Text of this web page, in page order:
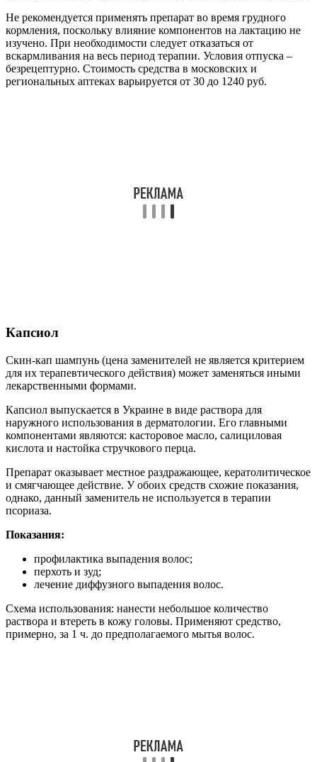
Не рекомендуется применять препарат во время грудного
кормления, поскольку влияние компонентов на лактацию не
изучено. При необходимости следует отказаться от
вскармливания на весь период терапии. Условия отпуска –
безрецептурно. Стоимость средства в московских и
региональных аптеках варьируется от 30 до 1240 руб.
Капсиол
Скин-кап шампунь (цена заменителей не является критерием
для их терапевтического действия) может заменяться иными
лекарственными формами.
Капсиол выпускается в Украине в виде раствора для
наружного использования в дерматологии. Его главными
компонентами являются: касторовое масло, салициловая
кислота и настойка стручкового перца.
Препарат оказывает местное раздражающее, кератолитическое
и смягчающее действие. У обоих средств схожие показания,
однако, данный заменитель не используется в терапии
псориаза.
Показания:
профилактика выпадения волос;
перхоть и зуд;
лечение диффузного выпадения волос.
Схема использования: нанести небольшое количество
раствора и втереть в кожу головы. Применяют средство,
примерно, за 1 ч. до предполагаемого мытья волос.